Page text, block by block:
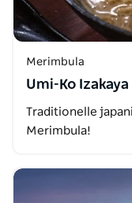
Merimbula
Umi-Ko Izakaya
Traditionelle
Merimbula!